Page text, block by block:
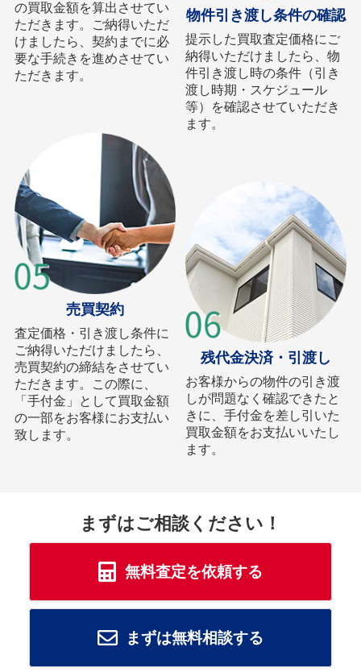
の買取金額を算出させてい
ただきます。ご納得いただ
けましたら、契約までに必
要な手続きを進めさせてい
ただきます。
物件引き渡し条件の確認
提示した買取査定価格にご
納得いただけましたら、物
件引き渡し時の条件（引き
渡し時期・スケジュール
等）を確認させていただき
ます。
売買契約
査定価格・引き渡し条件に
ご納得いただけましたら、
売買契約の締結をさせてい
ただきます。この際に、
「手付金」として買取金額
の一部をお客様にお支払い
致します。
残代金決済・引渡し
お客様からの物件の引き渡
しが問題なく確認できたと
きに、手付金を差し引いた
買取金額をお支払いいたし
ます。
まずはご相談ください！
無料査定を依頼する
まずは無料相談する